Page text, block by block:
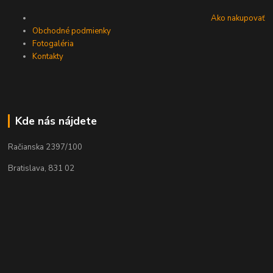
Ako nakupovať
Obchodné podmienky
Fotogaléria
Kontakty
Kde nás nájdete
Račianska 2397/100
Bratislava, 831 02